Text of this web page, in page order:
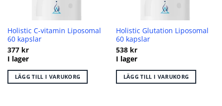
Holistic C-vitamin Liposomal
60 kapslar
377 kr
I lager
LÄGG TILL I VARUKORG
Holistic Glutation Liposomal
60 kapslar
538 kr
I lager
LÄGG TILL I VARUKORG